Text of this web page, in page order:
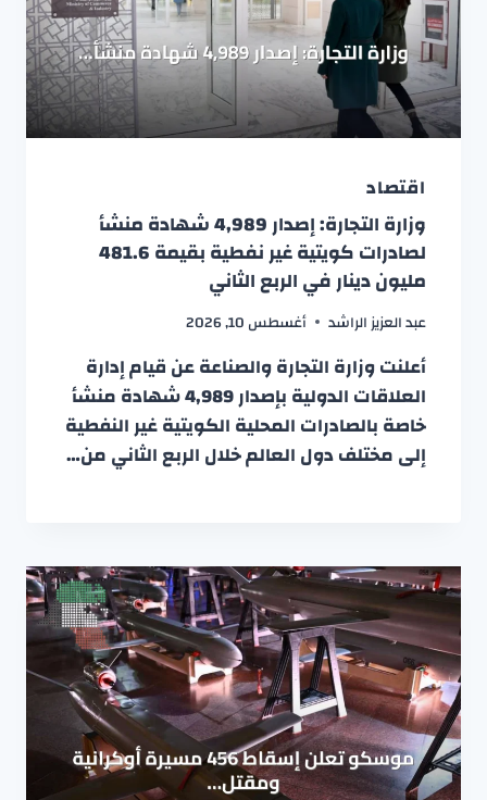
اقتصاد
وزارة التجارة: إصدار 4,989 شهادة منشأ
لصادرات كويتية غير نفطية بقيمة 481.6
مليون دينار في الربع الثاني
عبد العزيز الراشد أغسطس 10, 2026
أعلنت وزارة التجارة والصناعة عن قيام إدارة
العلاقات الدولية بإصدار 4,989 شهادة منشأ
خاصة بالصادرات المحلية الكويتية غير النفطية
إلى مختلف دول العالم خلال الربع الثاني من…